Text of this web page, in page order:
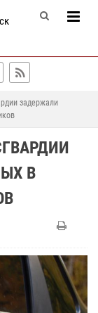
задержали
В